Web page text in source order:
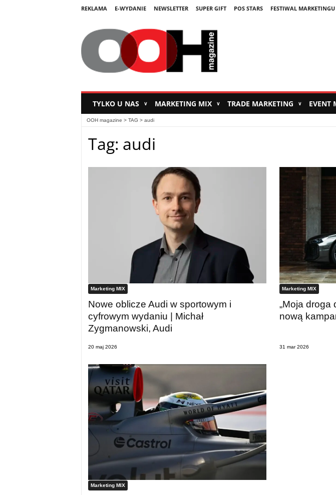
REKLAMA E-WYDANIE NEWSLETTER SUPER GIFT POS STARS FESTIWAL MARKETINGU
TYLKO U NAS ∨ MARKETING MIX ∨ TRADE MARKETING ∨ EVENT
OOH magazine > TAG > audi
Tag: audi
Marketing MIX
Nowe oblicze Audi w sportowym i
cyfrowym wydaniu | Michał
Zygmanowski, Audi
20 maj 2026
Marketing MIX
„Moja droga
nową
31 mar 2026
Marketing MIX